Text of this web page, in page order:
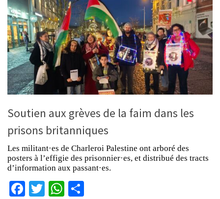
Soutien aux grèves de la faim dans les
prisons britanniques
Les militant·es de Charleroi Palestine ont arboré des
posters à l’effigie des prisonnier·es, et distribué des tracts
d’information aux passant·es.
Facebook
TwitterWhatsApp